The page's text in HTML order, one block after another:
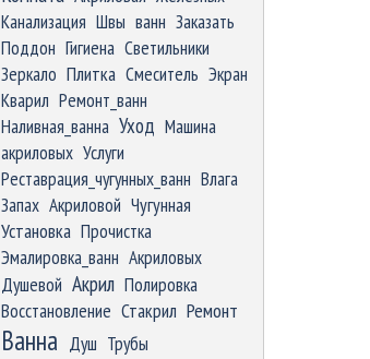
Канализация Швы ванн Заказать
Поддон Гигиена Светильники
Зеркало Плитка Смеситель Экран
Кварил Ремонт_ванн
Наливная_ванна Уход Машина
акриловых Услуги
Реставрация_чугунных_ванн Влага
Запах Акриловой Чугунная
Установка Прочистка
Эмалировка_ванн Акриловых
Душевой Акрил Полировка
Восстановление Стакрил Ремонт
Ванна Душ Трубы